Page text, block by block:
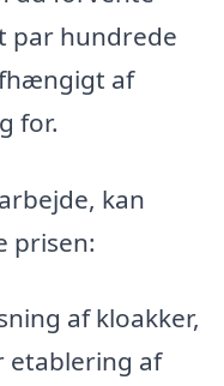
par hundrede
af
for.
kan
prisen:
af kloakker,
etablering af